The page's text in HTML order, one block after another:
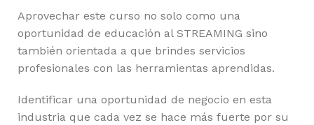
Aprovechar este curso no solo como una
oportunidad de educación al STREAMING sino
también orientada a que brindes servicios
profesionales con las herramientas aprendidas.
Identificar una oportunidad de negocio en esta
industria que cada vez se hace más fuerte por su